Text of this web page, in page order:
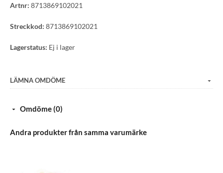
Artnr: 8713869102021
Streckkod: 8713869102021
Lagerstatus: Ej i lager
LÄMNA OMDÖME
Omdöme (0)
Andra produkter från samma varumärke